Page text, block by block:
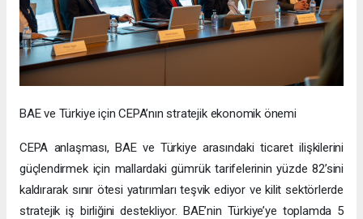
BAE ve Türkiye için CEPA’nın stratejik ekonomik önemi
CEPA anlaşması, BAE ve Türkiye arasındaki ticaret ilişkilerini
güçlendirmek için mallardaki gümrük tarifelerinin yüzde 82’sini
kaldırarak sınır ötesi yatırımları teşvik ediyor ve kilit sektörlerde
stratejik iş birliğini destekliyor. BAE’nin Türkiye’ye toplamda 5